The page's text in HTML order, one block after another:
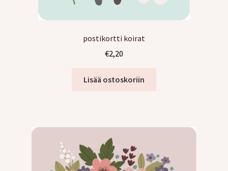
postikortti koirat
€2,20
Lisää ostoskoriin